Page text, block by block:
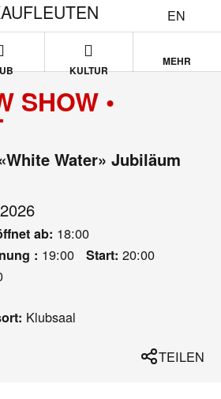
EN
KULTUR
MEHR
SHOW •
Water» Jubiläum
ab: 18:00
: 19:00 Start: 20:00
Klubsaal
TEILEN